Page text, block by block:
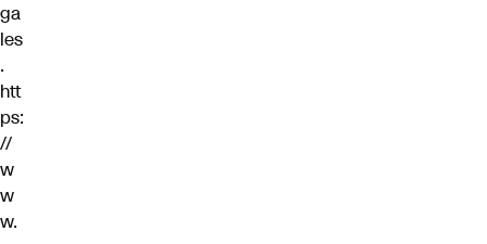
ga
les
.
htt
ps:
//
w
w
w.